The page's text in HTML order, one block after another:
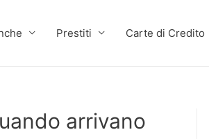
Prestiti Carte di Credito
arrivano